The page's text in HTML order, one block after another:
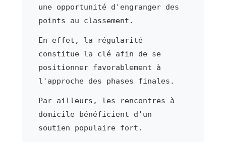
une opportunité d'engranger des
points au classement.
En effet, la régularité
constitue la clé afin de se
positionner favorablement à
l'approche des phases finales.
Par ailleurs, les rencontres à
domicile bénéficient d'un
soutien populaire fort.